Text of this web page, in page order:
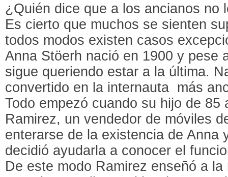
¿Quién dice que a los ancianos no
Es cierto que muchos se sienten
todos modos existen casos
Anna Stöerh nació en 1900 y pese
sigue queriendo estar a la última.
convertido en la internauta más
Todo empezó cuando su hijo de 85
Ramirez, un vendedor de móviles
enterarse de la existencia de Anna
decidió ayudarla a conocer el
De este modo Ramirez enseñó a